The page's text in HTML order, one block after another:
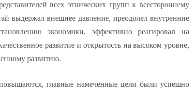
всех этнических групп к всестороннему
выдержал внешнее давление, преодолел внутренние
экономики, эффективно реагировал на
развитие и открытость на высоком уровне,
развитию.
повышаются, главные намеченные цели были успешно